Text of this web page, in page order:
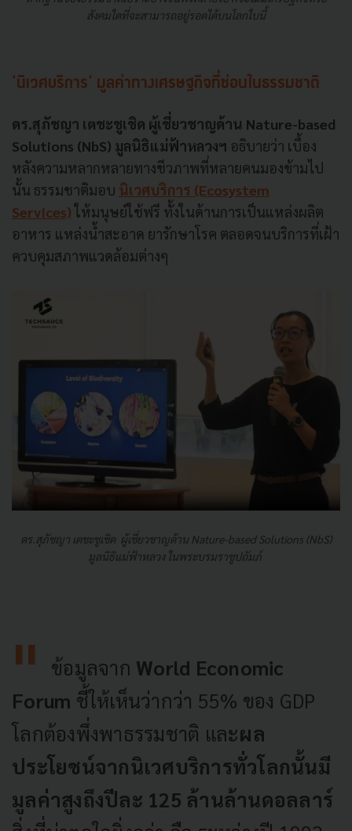
สังคมใดที่จะสามารถอยู่รอดได้บนโลกใบนี้
'นิเวศบริการ' มูลค่าทางเศรษฐกิจที่ซ่อนในธรรมชาติ
ดร.สุภัชญา เตชะชูเชิด ผู้เชี่ยวชาญด้าน Nature-based
Solutions (NbS) มูลนิธิแม่ฟ้าหลวงฯ อธิบายว่า เบื้อง
หลังความหลากหลายทางชีวภาพที่หลายคนมองข้ามไป
นั้น ธรรมชาติมอบ นิเวศบริการ (Ecosystem
Services) ให้มนุษย์ใช้ฟรี ทั้งในด้านการเป็นแหล่งผลิต
อาหาร แหล่งน้ำสะอาด ยารักษาโรค ตลอดจนบริการที่เฝ้า
ควบคุมสภาพแวดล้อมต่างๆ
ดร.สุภัชญา เตชะชูเชิด ผู้เชี่ยวชาญด้าน Nature-based Solutions (NbS)
มูลนิธิแม่ฟ้าหลวง ในพระบรมราชูปถัมภ์
ข้อมูลจาก World Economic
Forum ชี้ให้เห็นว่ากว่า 55% ของ GDP
โลกต้องพึ่งพาธรรมชาติ และผล
ประโยชน์จากนิเวศบริการทั่วโลกนั้นมี
มูลค่าสูงถึงปีละ 125 ล้านล้านดอลลาร์